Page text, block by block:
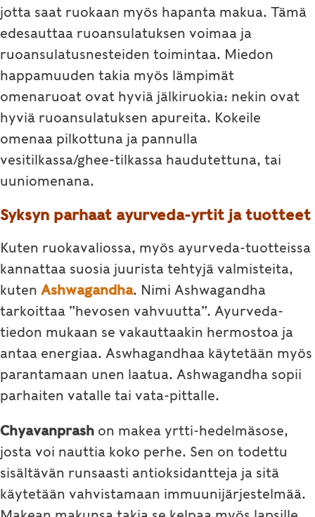
jotta saat ruokaan myös hapanta makua. Tämä
edesauttaa ruoansulatuksen voimaa ja
ruoansulatusnesteiden toimintaa. Miedon
happamuuden takia myös lämpimät
omenaruoat ovat hyviä jälkiruokia: nekin ovat
hyviä ruoansulatuksen apureita. Kokeile
omenaa pilkottuna ja pannulla
vesitilkassa/ghee-tilkassa haudutettuna, tai
uuniomenana.
Syksyn parhaat ayurveda-yrtit ja tuotteet
Kuten ruokavaliossa, myös ayurveda-tuotteissa
kannattaa suosia juurista tehtyjä valmisteita,
kuten Ashwagandha. Nimi Ashwagandha
tarkoittaa ”hevosen vahvuutta”. Ayurveda-
tiedon mukaan se vakauttaakin hermostoa ja
antaa energiaa. Aswhagandhaa käytetään myös
parantamaan unen laatua. Ashwagandha sopii
parhaiten vatalle tai vata-pittalle.
Chyavanprash on makea yrtti-hedelmäsose,
josta voi nauttia koko perhe. Sen on todettu
sisältävän runsaasti antioksidantteja ja sitä
käytetään vahvistamaan immuunijärjestelmää.